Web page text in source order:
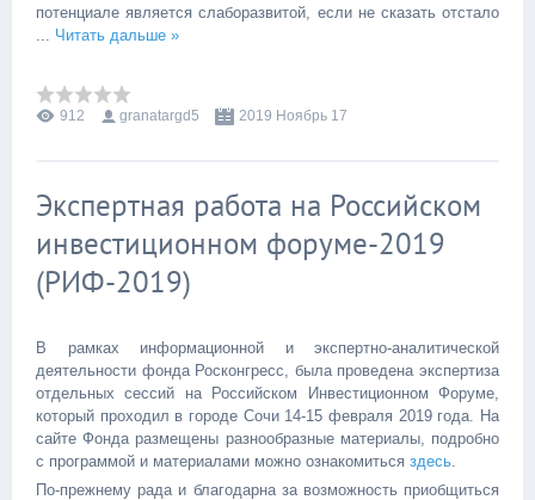
потенциале является слаборазвитой, если не сказать отстало
... Читать дальше »
912 granatargd5 2019 Ноябрь 17
Экспертная работа на Российском
инвестиционном форуме-2019
(РИФ-2019)
В рамках информационной и экспертно-аналитической
деятельности фонда Росконгресс, была проведена экспертиза
отдельных сессий на Российском Инвестиционном Форуме,
который проходил в городе Сочи 14-15 февраля 2019 года. На
сайте Фонда размещены разнообразные материалы, подробно
с программой и материалами можно ознакомиться здесь.
По-прежнему рада и благодарна за возможность приобщиться